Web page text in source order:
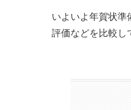
いよいよ年賀状準
評価などを比較し